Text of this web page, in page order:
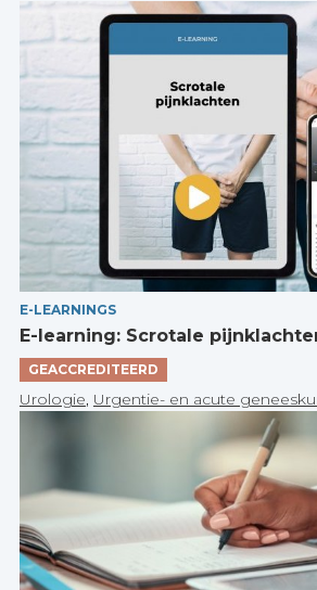
E-LEARNINGS
E-learning: Scrotale
GEACCREDITEERD
Urologie, Urgentie- en acute